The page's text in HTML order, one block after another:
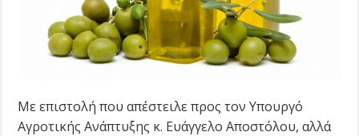
Με επιστολή που απέστειλε προς τον Υπουργό
Αγροτικής Ανάπτυξης κ. Ευάγγελο Αποστόλου, αλλά